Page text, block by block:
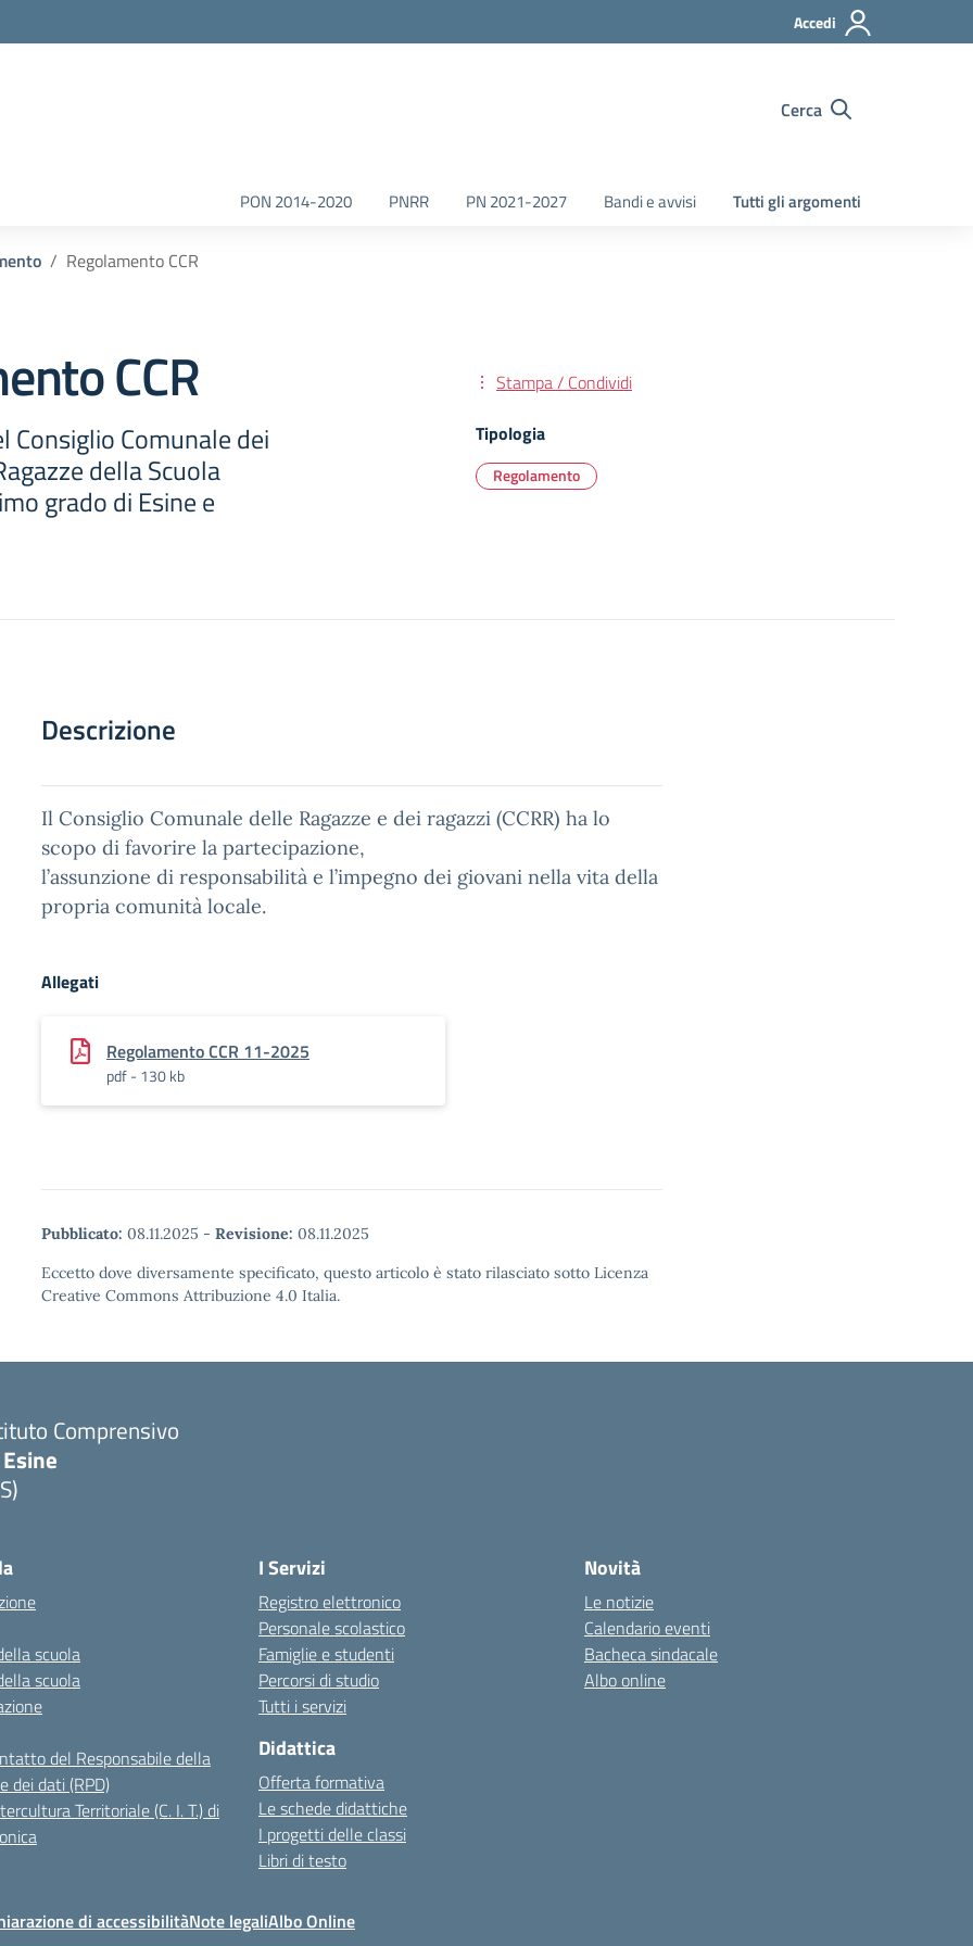
Accedi
Cerca
PON 2014-2020 PNRR PN 2021-2027 Bandi e avvisi Tutti gli argomenti
Regolamento CCR
CCR
Consiglio Comunale dei
della Scuola
grado di Esine e
Stampa / Condividi
Tipologia
Regolamento
Descrizione
Il Consiglio Comunale delle Ragazze e dei ragazzi (CCRR) ha lo
scopo di favorire la partecipazione,
l’assunzione di responsabilità e l’impegno dei giovani nella vita della
propria comunità locale.
Allegati
Regolamento CCR 11-2025
pdf - 130 kb
Pubblicato: 08.11.2025 - Revisione: 08.11.2025
Eccetto dove diversamente specificato, questo articolo è stato rilasciato sotto Licenza
Creative Commons Attribuzione 4.0 Italia.
Comprensivo
scuola
scuola
del Responsabile della
dei dati (RPD)
Territoriale (C. I. T.) di
I Servizi
Registro elettronico
Personale scolastico
Famiglie e studenti
Percorsi di studio
Tutti i servizi
Didattica
Offerta formativa
Le schede didattiche
I progetti delle classi
Libri di testo
Novità
Le notizie
Calendario eventi
Bacheca sindacale
Albo online
di accessibilitàNote legaliAlbo Online